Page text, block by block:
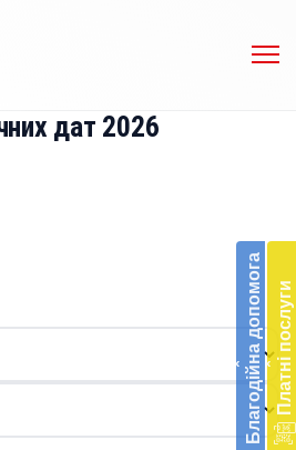
‹ Благодійна допомогав
‹ Платні послуги
дат 2026